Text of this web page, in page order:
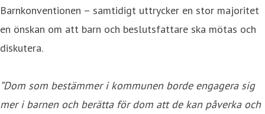
Barnkonventionen – samtidigt uttrycker en stor majoritet
en önskan om att barn och beslutsfattare ska mötas och
diskutera.
”Dom som bestämmer i kommunen borde engagera sig
mer i barnen och berätta för dom att de kan påverka och